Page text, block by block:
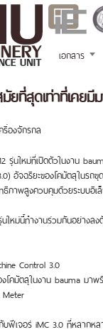
เอกสาร
ที่สุดเท่าที่เคยมี
รื่องจักรกล
รุ่นใหม่ที่เปิดตัวในงาน
อัจฉริยะของโคมัตสุในร
ธิภาพสูงควบคุมด้วยระบบอิ
นใหม่นี้ทำงานร่วมกันอย่าง
Control 3.0
งโคมัตสุในงาน bauma ม
Meter
บฟีเจอร์ iMC 3.0 ที่หลาก